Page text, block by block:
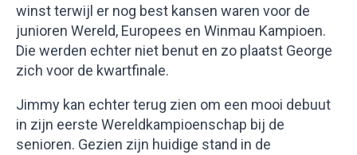
winst terwijl er nog best kansen waren voor de
junioren Wereld, Europees en Winmau Kampioen.
Die werden echter niet benut en zo plaatst George
zich voor de kwartfinale.
Jimmy kan echter terug zien om een mooi debuut
in zijn eerste Wereldkampioenschap bij de
senioren. Gezien zijn huidige stand in de